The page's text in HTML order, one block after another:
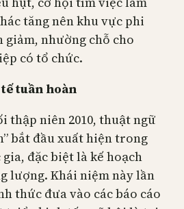
tăng nên khu vực phi
giảm, nhường chỗ cho
có tổ chức.
tuần hoàn
thập niên 2010, thuật ngữ
bắt đầu xuất hiện trong
đặc biệt là kế hoạch
lượng. Khái niệm này lần
thức đưa vào các báo cáo